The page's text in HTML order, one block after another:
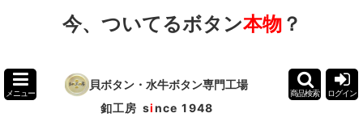
今、ついてるボタン本物？
メニュー
貝ボタン・水牛ボタン専門工場
釦工房 since 1948
商品検索 ログイン